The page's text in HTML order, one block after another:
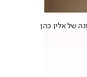
של אלין כהן